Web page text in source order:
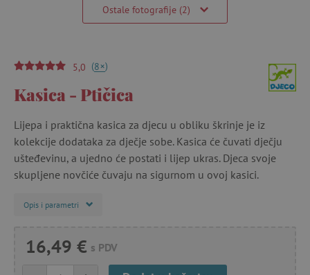
Ostale fotografije (2)
5,0 (8+)
Kasica - Ptičica
Lijepa i praktična kasica za djecu u obliku škrinje je iz
kolekcije dodataka za dječje sobe. Kasica će čuvati dječju
ušteđevinu, a ujedno će postati i lijep ukras. Djeca svoje
skupljene novčiće čuvaju na sigurnom u ovoj kasici.
Opis i parametri
16,49 € s PDV